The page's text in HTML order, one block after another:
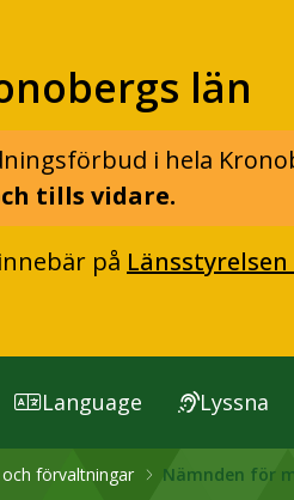
län
i hela
tills vidare.
på
Language Lyssna
förvaltningar Nämnden för